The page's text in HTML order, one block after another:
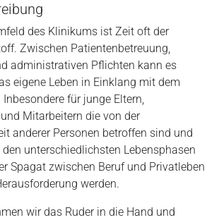
des Klinikums ist Zeit oft der
Zwischen Patientenbetreuung,
administrativen Pflichten kann es
eigene Leben in Einklang mit dem
für junge Eltern,
Mitarbeitern die von der
anderer Personen betroffen sind und
unterschiedlichsten Lebensphasen
Spagat zwischen Beruf und Privatleben
werden.
wir das Ruder in die Hand und